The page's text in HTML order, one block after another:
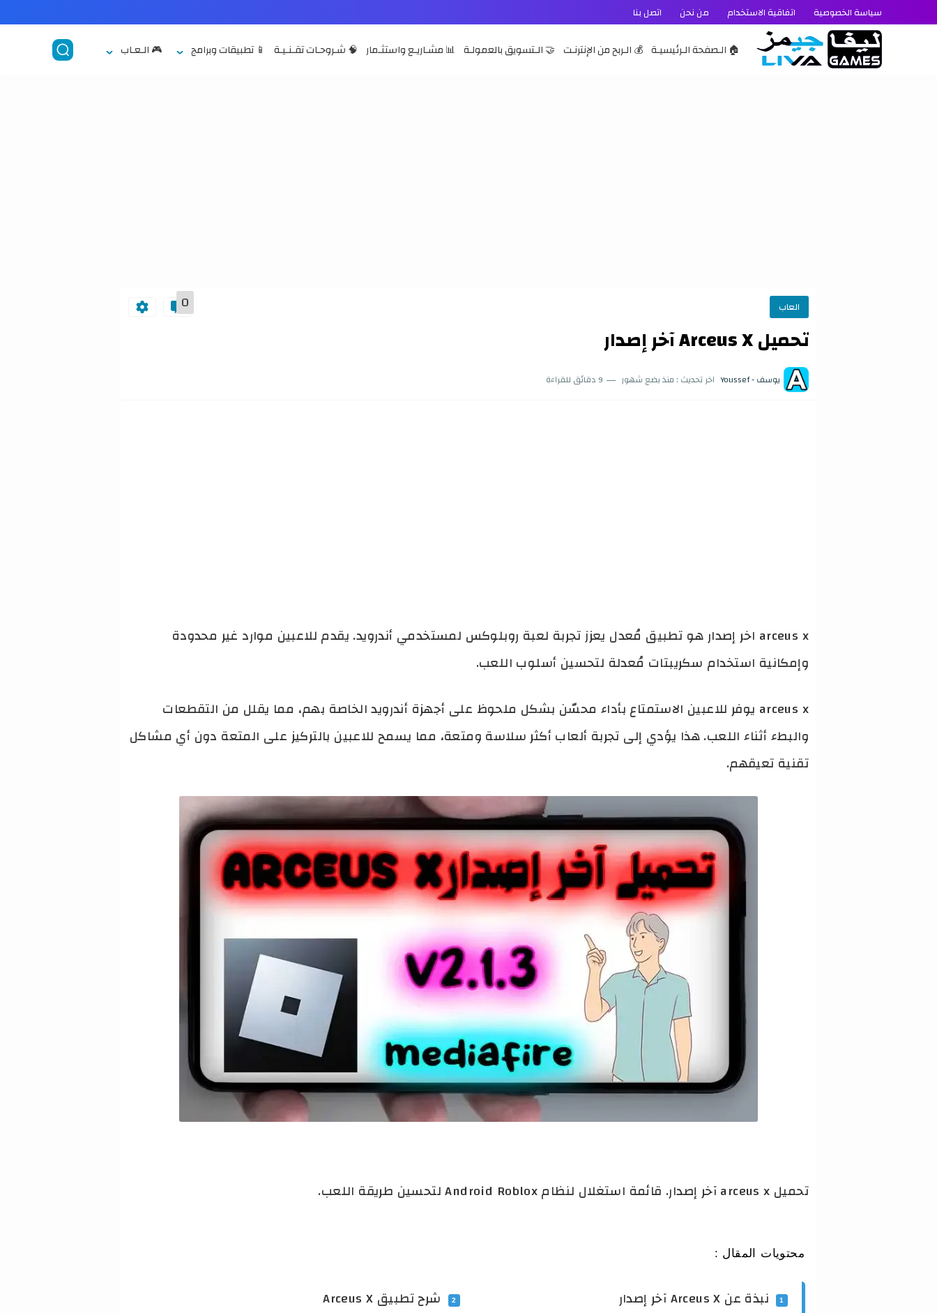
سياسة الخصوصية اتفاقية الاستخدام من نحن اتصل بنا
🏠 الـصفحة الـرئيسيـة 💰 الـربح من الإنترنـت 🤝 الـتسويق بالعمولـة 📊 مشـاريـع واستثـمار 🧠 شـروحـات تقـنـيـة 📱 تطبيقات وبرامج 🎮 الـعـاب
العاب 0
تحميل Arceus X آخر إصدار
يوسف - Youssef اخر تحديث : منذ بضع شهور 9 دقائق للقراءة
arceus x اخر إصدار هو تطبيق مُعدل يعزز تجربة لعبة روبلوکس لمستخدمي أندرويد. يقدم للاعبين موارد غير محدودة
وإمكانية استخدام سكريبتات مُعدلة لتحسين أسلوب اللعب.
arceus x يوفر للاعبين الاستمتاع بأداء محسّن بشكل ملحوظ على أجهزة أندرويد الخاصة بهم، مما يقلل من التقطعات
والبطء أثناء اللعب. هذا يؤدي إلى تجربة ألعاب أكثر سلاسة ومتعة، مما يسمح للاعبين بالتركيز على المتعة دون أي مشاكل
تقنية تعيقهم.
تحميل arceus x آخر إصدار. قائمة استغلال لنظام Android Roblox لتحسين طريقة اللعب.
محتويات المقال :
نبذة عن Arceus X آخر إصدار
شرح تطبيق Arceus X